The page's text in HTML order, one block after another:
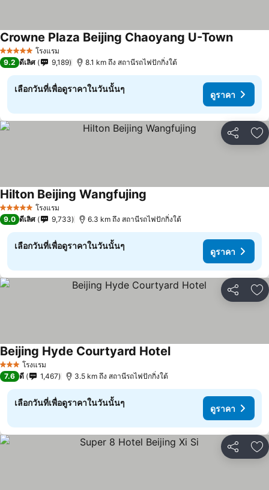
5 ดาว โรงแรม
Crowne Plaza Beijing Chaoyang U-Townดูราคา
9.2 ดีเลิศ 9,189 8.1 km ถึง สถานีรถไฟปักกิ่งใต้
เลือกวันที่เพื่อดูราคาในวันนั้นๆ
ดูราคา
แชร์ เ
5 ดาว โรงแรม
Hilton Beijing Wangfujing
9.0 ดีเลิศ 9,733 6.3 km ถึง สถานีรถไฟปักกิ่งใต้
เลือกวันที่เพื่อดูราคาในวันนั้นๆ
ดูราคา
แชร์ เ
3 ดาว โรงแรม
Beijing Hyde Courtyard Hotelดูราคา
7.6 ดี 1,467 3.5 km ถึง สถานีรถไฟปักกิ่งใต้
เลือกวันที่เพื่อดูราคาในวันนั้นๆ
ดูราคา
แชร์ เ